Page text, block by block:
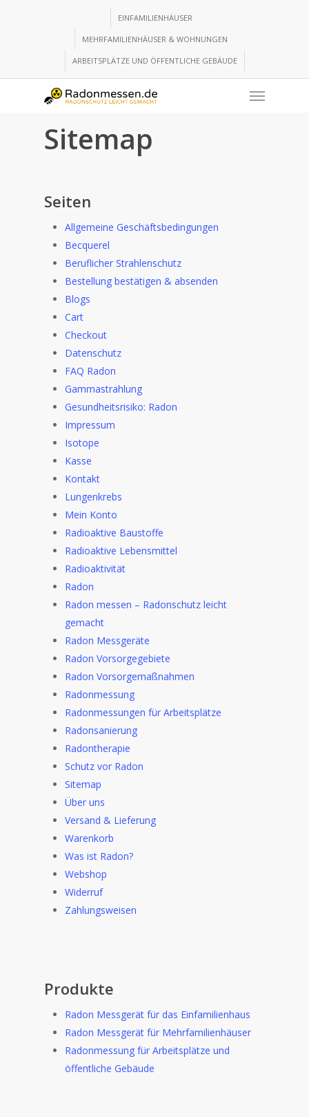
EINFAMILIENHÄUSER
MEHRFAMILIENHÄUSER & WOHNUNGEN
ARBEITSPLÄTZE UND ÖFFENTLICHE GEBÄUDE
Menu
Sitemap
Seiten
Allgemeine Geschäftsbedingungen
Becquerel
Beruflicher Strahlenschutz
Bestellung bestätigen & absenden
Blogs
Cart
Checkout
Datenschutz
FAQ Radon
Gammastrahlung
Gesundheitsrisiko: Radon
Impressum
Isotope
Kasse
Kontakt
Lungenkrebs
Mein Konto
Radioaktive Baustoffe
Radioaktive Lebensmittel
Radioaktivität
Radon
Radon messen – Radonschutz leicht
gemacht
Radon Messgeräte
Radon Vorsorgegebiete
Radon Vorsorgemaßnahmen
Radonmessung
Radonmessungen für Arbeitsplätze
Radonsanierung
Radontherapie
Schutz vor Radon
Sitemap
Über uns
Versand & Lieferung
Warenkorb
Was ist Radon?
Webshop
Widerruf
Zahlungsweisen
Produkte
Radon Messgerät für das Einfamilienhaus
Radon Messgerät für Mehrfamilienhäuser
Radonmessung für Arbeitsplätze und
öffentliche Gebäude